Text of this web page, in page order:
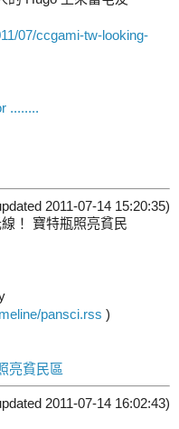
07/ccgami-tw-looking-
........
2011-07-14 15:20:35)
！ 寶特瓶照亮貧民
pansci.rss )
亮貧民區
2011-07-14 16:02:43)